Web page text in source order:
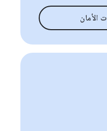
الأمان